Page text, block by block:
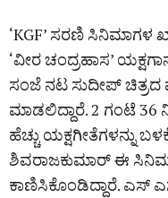
‘KGF’ ಸರಣಿ ಸಿನಿಮಾಗಳ
‘ವೀರ ಚಂದ್ರಹಾಸ’
ಸಂಜೆ ನಟ ಸುದೀಪ್‌
ಮಾಡಲಿದ್ದಾರೆ. 2 ಗಂಟೆ
ಹೆಚ್ಚು ಯಕ್ಷಗೀತೆಗಳನ್ನು
ಶಿವರಾಜಕುಮಾರ್‌ ಈ
ಕಾಣಿಸಿಕೊಂಡಿದ್ದಾರೆ. ಎಸ್‌